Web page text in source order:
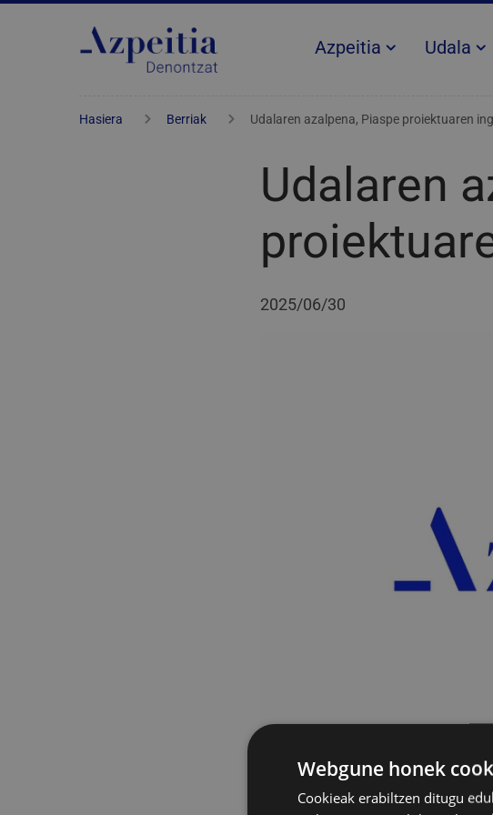
Azpeitia Udala
Hasiera Berriak Udalaren azalpena, Piaspe proiektuaren
Udalaren
2025/06/30
Webgune honek
Cookieak erabiltzen ditugu